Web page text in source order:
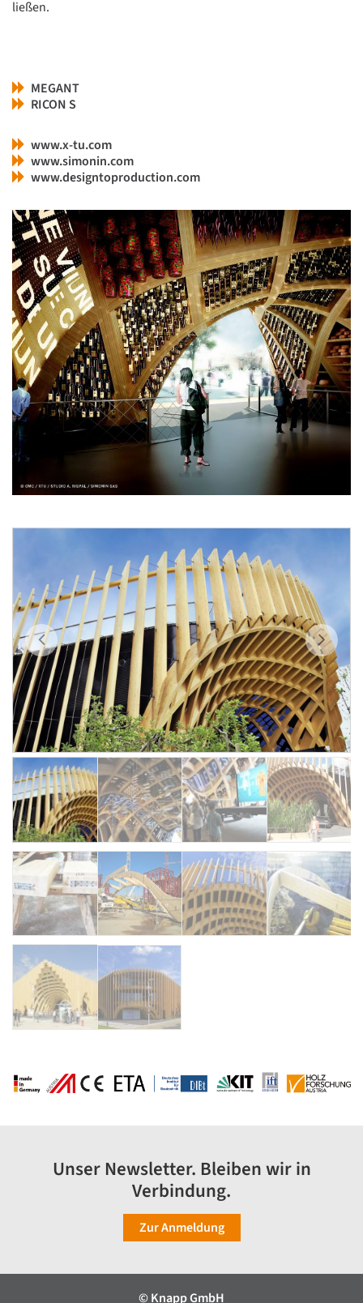
ließen.
MEGANT
RICON S
www.x-tu.com
www.simonin.com
www.designtoproduction.com
Unser Newsletter. Bleiben wir in
Verbindung.
Zur Anmeldung
© Knapp GmbH